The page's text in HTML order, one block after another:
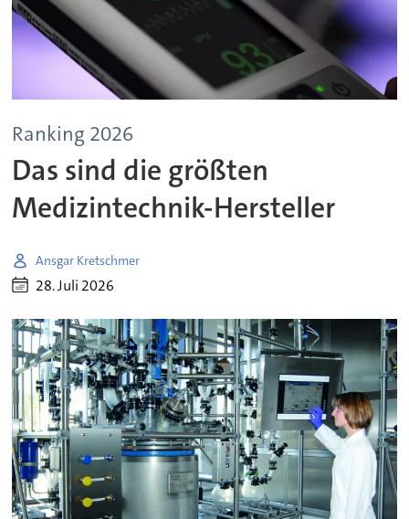
Ranking 2026
Das sind die größten
Medizintechnik-Hersteller
Ansgar Kretschmer
28. Juli 2026